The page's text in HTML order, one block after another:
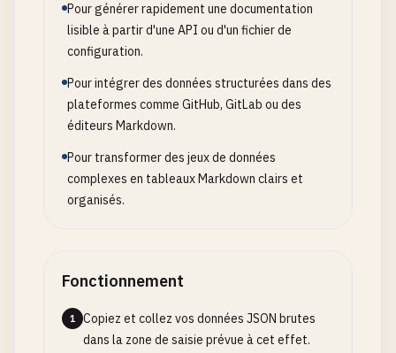
Pour générer rapidement une documentation
lisible à partir d'une API ou d'un fichier de
configuration.
Pour intégrer des données structurées dans des
plateformes comme GitHub, GitLab ou des
éditeurs Markdown.
Pour transformer des jeux de données
complexes en tableaux Markdown clairs et
organisés.
Fonctionnement
1
Copiez et collez vos données JSON brutes
dans la zone de saisie prévue à cet effet.